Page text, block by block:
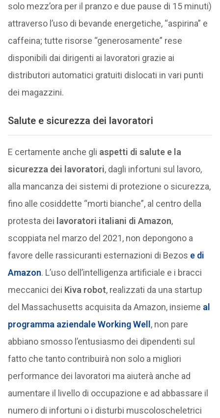
solo mezz’ora per il pranzo e due pause di 15 minuti)
attraverso l’uso di bevande energetiche, “aspirina” e
caffeina; tutte risorse “generosamente” rese
disponibili dai dirigenti ai lavoratori grazie ai
distributori automatici gratuiti dislocati in vari punti
dei magazzini.
Salute e sicurezza dei lavoratori
E certamente anche gli aspetti di salute e la
sicurezza dei lavoratori, dagli infortuni sul lavoro,
alla mancanza dei sistemi di protezione o sicurezza,
fino alle cosiddette “morti bianche”, al centro della
protesta dei lavoratori italiani di Amazon,
scoppiata nel marzo del 2021, non depongono a
favore delle rassicuranti esternazioni di Bezos e di
Amazon. L’uso dell’intelligenza artificiale e i bracci
meccanici dei Kiva robot, realizzati da una startup
del Massachusetts acquisita da Amazon, insieme al
programma aziendale Working Well , non pare
abbiano smosso l’entusiasmo dei dipendenti sul
fatto che tanto contribuirà non solo a migliori
performance dei lavoratori ma aiuterà anche ad
aumentare il livello di occupazione e ad abbassare il
numero di infortuni o i disturbi muscoloscheletrici